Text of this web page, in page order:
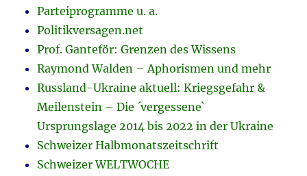
Parteiprogramme u. a.
Politikversagen.net
Prof. Ganteför: Grenzen des Wissens
Raymond Walden – Aphorismen und mehr
Russland-Ukraine aktuell: Kriegsgefahr &
Meilenstein – Die ´vergessene`
Ursprungslage 2014 bis 2022 in der Ukraine
Schweizer Halbmonatszeitschrift
Schweizer WELTWOCHE